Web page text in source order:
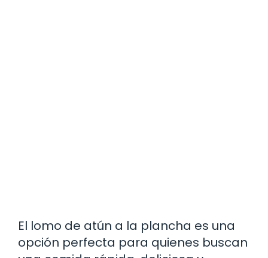
El lomo de atún a la plancha es una
opción perfecta para quienes buscan